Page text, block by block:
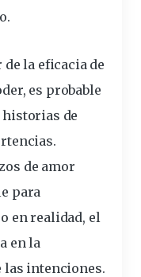
de la eficacia de
, es probable
historias de
de amor
para
en realidad, el
en la
las intenciones.